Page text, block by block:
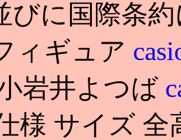
びに国際条
ィギュア
岩井よつば
様 サイズ 全